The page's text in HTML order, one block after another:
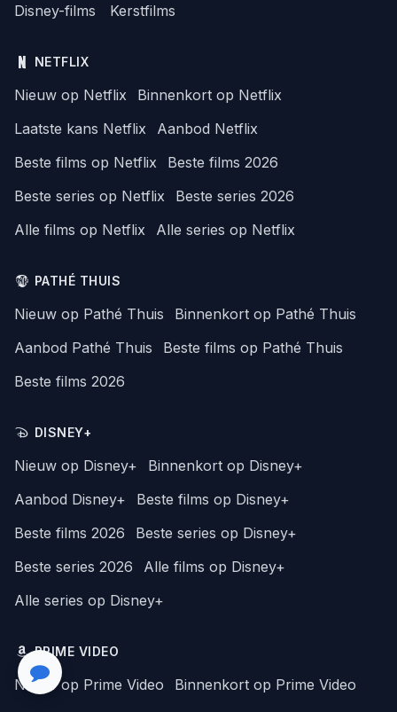
Disney-films
Kerstfilms
NETFLIX
Nieuw op Netflix
Binnenkort op Netflix
Laatste kans Netflix
Aanbod Netflix
Beste films op Netflix
Beste films 2026
Beste series op Netflix
Beste series 2026
Alle films op Netflix
Alle series op Netflix
PATHÉ THUIS
Nieuw op Pathé Thuis
Binnenkort op Pathé Thuis
Aanbod Pathé Thuis
Beste films op Pathé Thuis
Beste films 2026
DISNEY+
Nieuw op Disney+
Binnenkort op Disney+
Aanbod Disney+
Beste films op Disney+
Beste films 2026
Beste series op Disney+
Beste series 2026
Alle films op Disney+
Alle series op Disney+
PRIME VIDEO
Nieuw op Prime Video
Binnenkort op Prime Video